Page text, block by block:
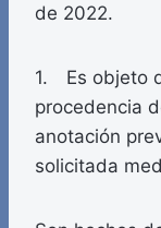
de 2022.
1. Es objeto
procedencia
anotación
solicitada